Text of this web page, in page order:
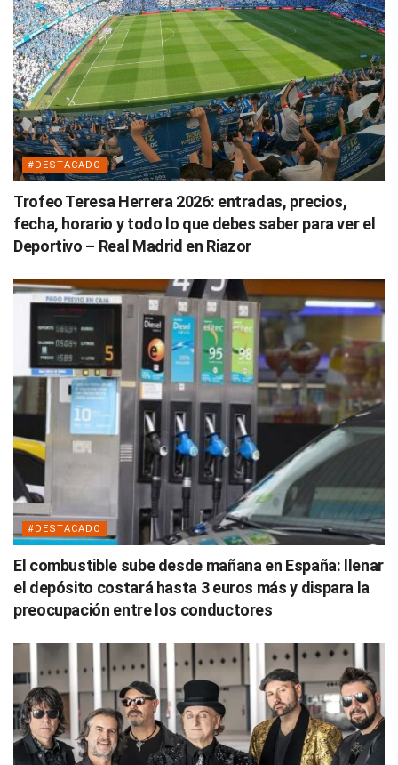
#DESTACADO
Trofeo Teresa Herrera 2026: entradas, precios,
fecha, horario y todo lo que debes saber para ver el
Deportivo – Real Madrid en Riazor
#DESTACADO
El combustible sube desde mañana en España: llenar
el depósito costará hasta 3 euros más y dispara la
preocupación entre los conductores